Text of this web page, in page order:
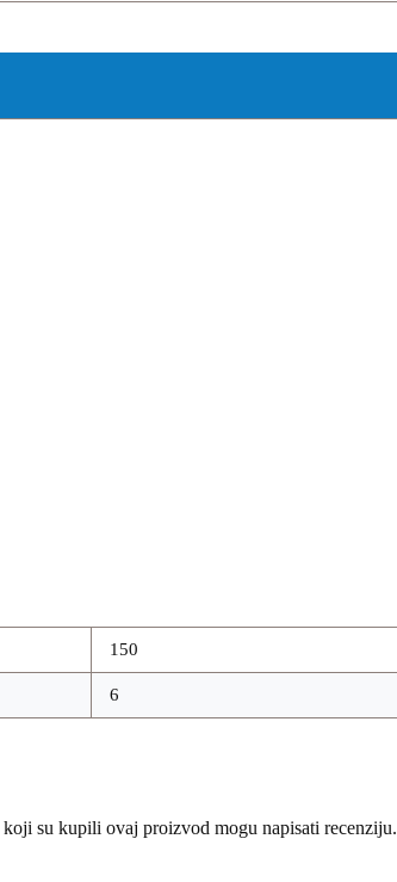
150
6
su kupili ovaj proizvod mogu napisati recenziju.